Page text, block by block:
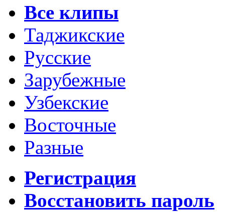
Все клипы
Таджикские
Русские
Зарубежные
Узбекские
Восточные
Разные
Регистрация
Восстановить пароль